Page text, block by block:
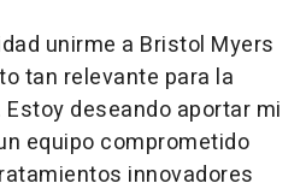
unirme a Bristol Myers
tan relevante para la
deseando aportar mi
equipo comprometido
innovadores